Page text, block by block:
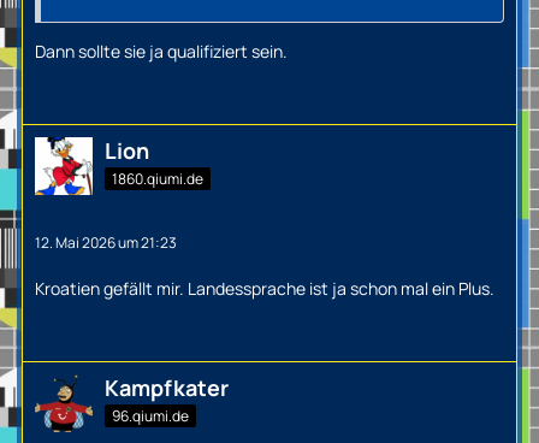
Dann sollte sie ja qualifiziert sein.
Lion
1860.qiumi.de
12. Mai 2026 um 21:23
Kroatien gefällt mir. Landessprache ist ja schon mal ein Plus.
Kampfkater
96.qiumi.de